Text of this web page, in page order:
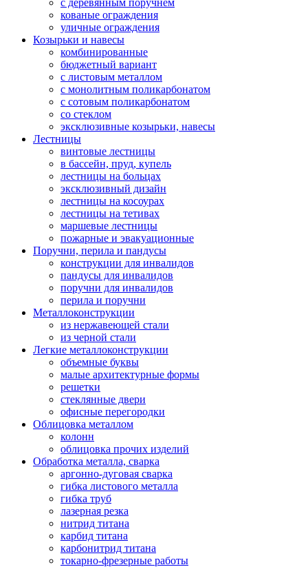
кованые ограждения
уличные ограждения
Козырьки и навесы
комбинированные
бюджетный вариант
с листовым металлом
с монолитным поликарбонатом
с сотовым поликарбонатом
со стеклом
эксклюзивные козырьки, навесы
Лестницы
винтовые лестницы
в бассейн, пруд, купель
лестницы на больцах
эксклюзивный дизайн
лестницы на косоурах
лестницы на тетивах
маршевые лестницы
пожарные и эвакуационные
Поручни, перила и пандусы
конструкции для инвалидов
пандусы для инвалидов
поручни для инвалидов
перила и поручни
Металлоконструкции
из нержавеющей стали
из черной стали
Легкие металлоконструкции
объемные буквы
малые архитектурные формы
решетки
стеклянные двери
офисные перегородки
Облицовка металлом
колонн
облицовка прочих изделий
Обработка металла, сварка
аргонно-дуговая сварка
гибка листового металла
гибка труб
лазерная резка
нитрид титана
карбид титана
карбонитрид титана
токарно-фрезерные работы